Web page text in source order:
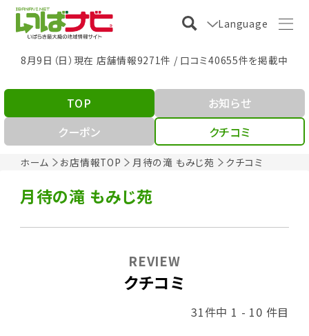
Language
8月9日（日）現在 店舗情報9271件 / 口コミ40655件を掲載中
ホーム お店情報TOP 月待の滝 もみじ苑 クチコミ
TOP
お知らせ
クーポン
クチコミ
月待の滝 もみじ苑
クチコミ
REVIEW
31件中 1 - 10 件目